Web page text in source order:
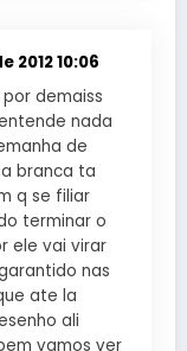
2012 10:06
demaiss
nada
de
branca ta
q se filiar
terminar o
ele vai virar
nas
ate la
ali
vamos ver